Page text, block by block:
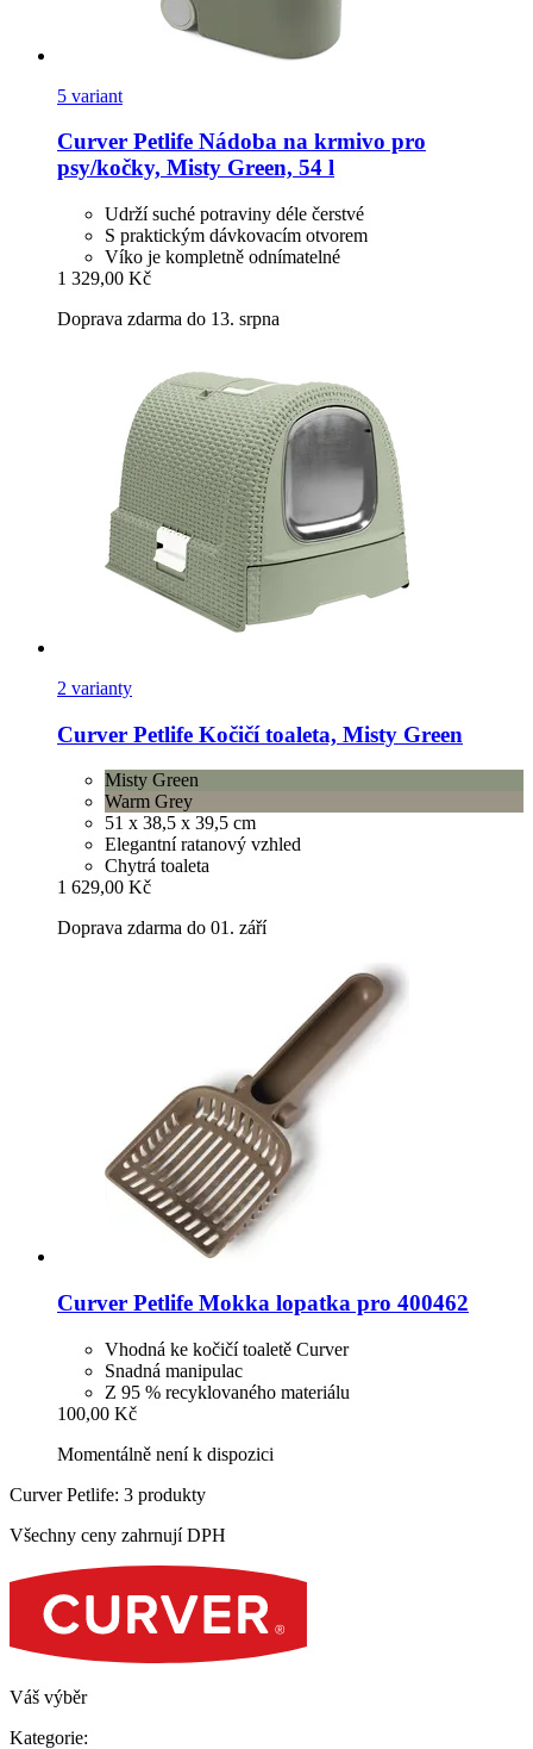
5 variant
Curver Petlife Nádoba na krmivo pro
psy/kočky, Misty Green, 54 l
Udrží suché potraviny déle čerstvé
S praktickým dávkovacím otvorem
Víko je kompletně odnímatelné
1 329,00 Kč
Doprava zdarma do 13. srpna
2 varianty
Curver Petlife Kočičí toaleta, Misty Green
Misty Green
Warm Grey
51 x 38,5 x 39,5 cm
Elegantní ratanový vzhled
Chytrá toaleta
1 629,00 Kč
Doprava zdarma do 01. září
Curver Petlife Mokka lopatka pro 400462
Vhodná ke kočičí toaletě Curver
Snadná manipulac
Z 95 % recyklovaného materiálu
100,00 Kč
Momentálně není k dispozici
Curver Petlife: 3 produkty
Všechny ceny zahrnují DPH
Váš výběr
Kategorie: